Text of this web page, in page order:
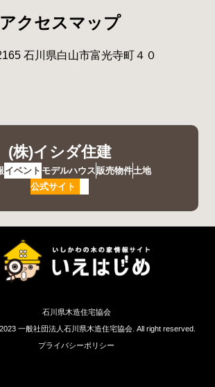
アクセスマップ
石川県白山市富光寺町４０
(株)イシダ住建
イベント モデルハウス 販売物件土地
公式サイト
石川県木造住宅協会
一般社団法人石川県木造住宅協会. All right reserved.
プライバシーポリシー